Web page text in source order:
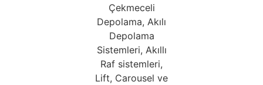
Çekmeceli
Depolama, Akılı
Depolama
Sistemleri, Akıllı
Raf sistemleri,
Lift, Carousel ve